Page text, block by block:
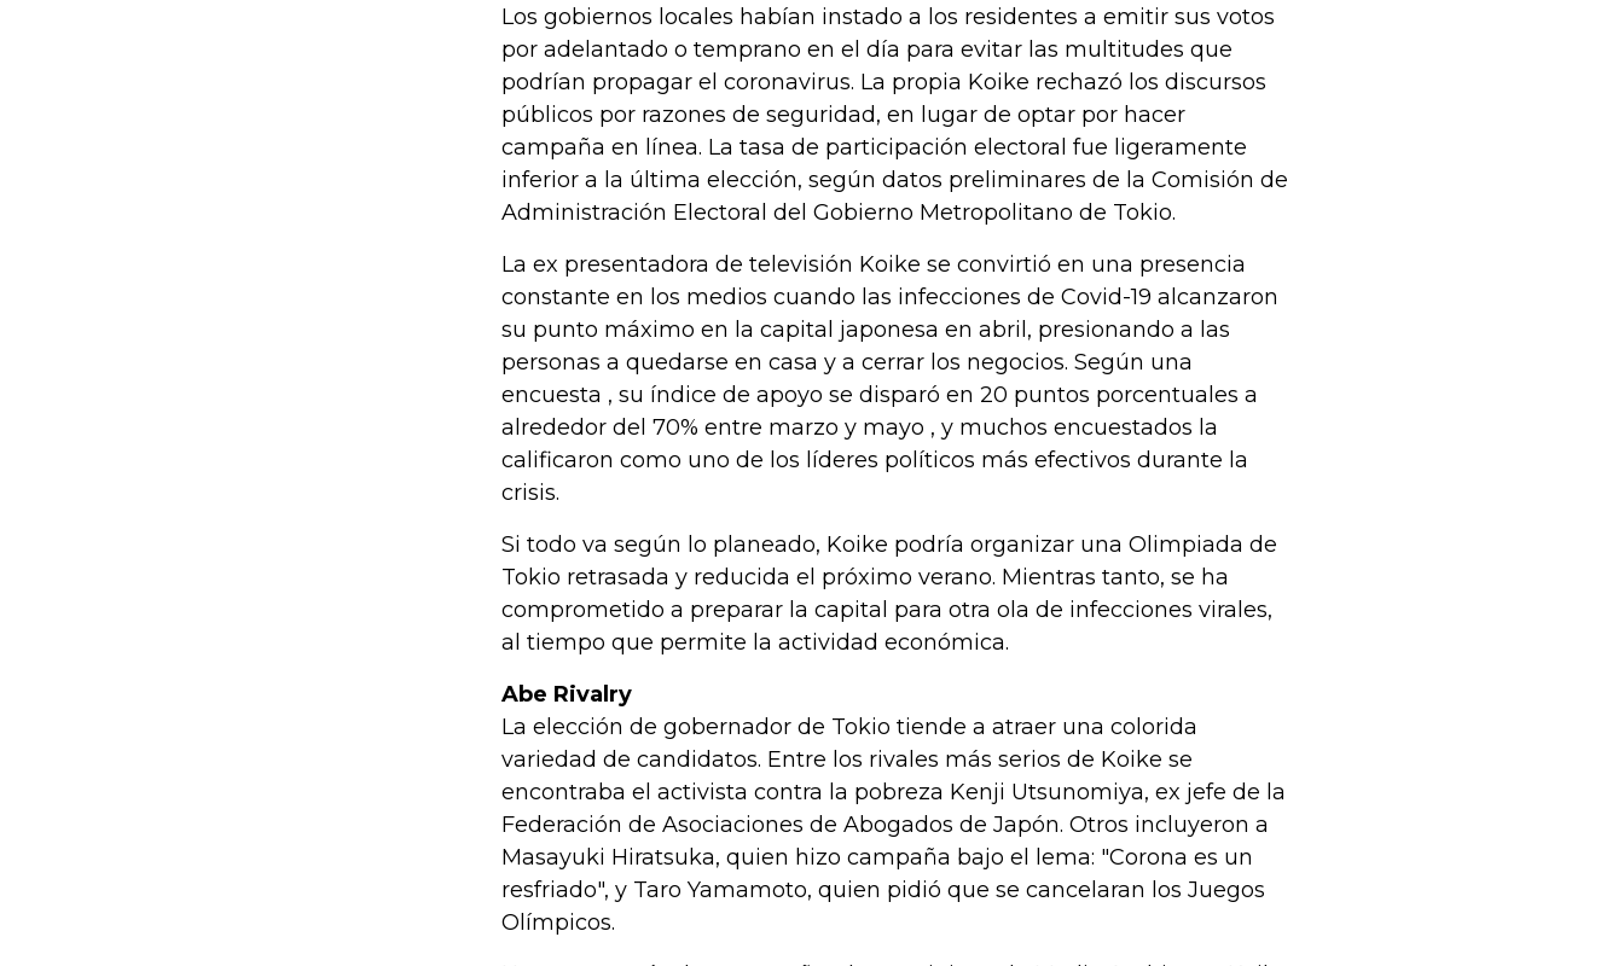
Los gobiernos locales habían instado a los residentes a emitir sus votos
por adelantado o temprano en el día para evitar las multitudes que
podrían propagar el coronavirus. La propia Koike rechazó los discursos
públicos por razones de seguridad, en lugar de optar por hacer
campaña en línea. La tasa de participación electoral fue ligeramente
inferior a la última elección, según datos preliminares de la Comisión de
Administración Electoral del Gobierno Metropolitano de Tokio.
La ex presentadora de televisión Koike se convirtió en una presencia
constante en los medios cuando las infecciones de Covid-19 alcanzaron
su punto máximo en la capital japonesa en abril, presionando a las
personas a quedarse en casa y a cerrar los negocios. Según una
encuesta , su índice de apoyo se disparó en 20 puntos porcentuales a
alrededor del 70% entre marzo y mayo , y muchos encuestados la
calificaron como uno de los líderes políticos más efectivos durante la
crisis.
Si todo va según lo planeado, Koike podría organizar una Olimpiada de
Tokio retrasada y reducida el próximo verano. Mientras tanto, se ha
comprometido a preparar la capital para otra ola de infecciones virales,
al tiempo que permite la actividad económica.
Abe Rivalry
La elección de gobernador de Tokio tiende a atraer una colorida
variedad de candidatos. Entre los rivales más serios de Koike se
encontraba el activista contra la pobreza Kenji Utsunomiya, ex jefe de la
Federación de Asociaciones de Abogados de Japón. Otros incluyeron a
Masayuki Hiratsuka, quien hizo campaña bajo el lema: "Corona es un
resfriado", y Taro Yamamoto, quien pidió que se cancelaran los Juegos
Olímpicos.